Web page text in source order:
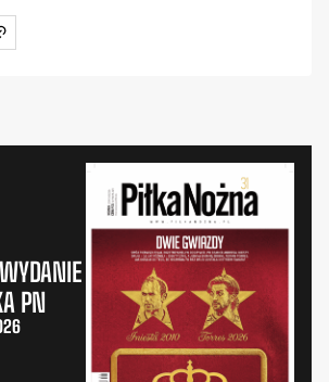
PN